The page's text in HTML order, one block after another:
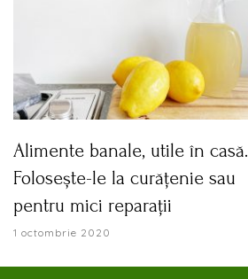
Alimente banale, utile în casă.
Folosește-le la curățenie sau
pentru mici reparații
1 octombrie 2020